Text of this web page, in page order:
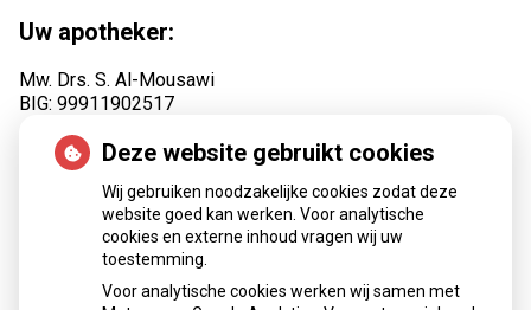
Uw apotheker:
Mw. Drs. S. Al-Mousawi
BIG: 99911902517
Gevestigde apotheker, specialisatie openbare farmacie!
Deze website gebruikt cookies
Wij gebruiken noodzakelijke cookies zodat deze
website goed kan werken. Voor analytische
cookies en externe inhoud vragen wij uw
toestemming.
Voor analytische cookies werken wij samen met